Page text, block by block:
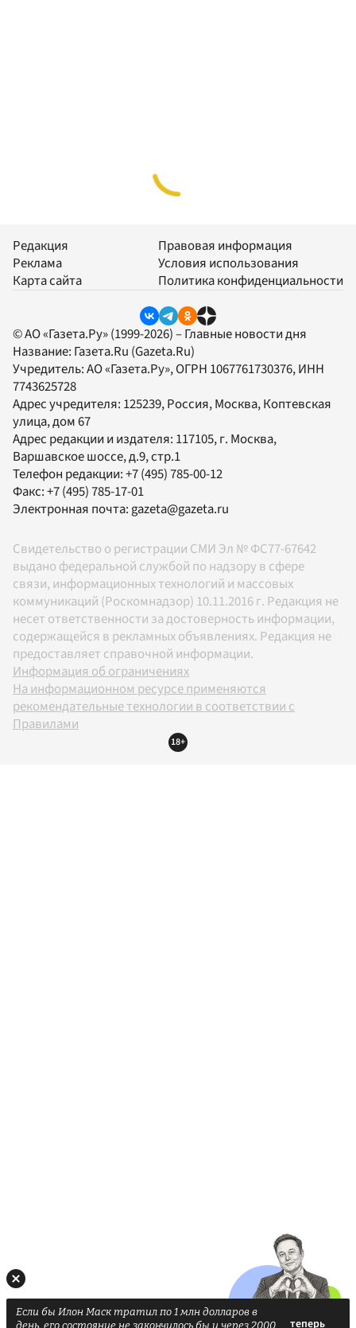
Редакция
Реклама
Карта сайта
Правовая информация
Условия использования
Политика конфиденциальности
© АО «Газета.Ру» (1999-2026) – Главные новости дня
Название: Газета.Ru (Gazeta.Ru)
Учредитель:АО «Газета.Ру», ОГРН 1067761730376, ИНН
7743625728
Адрес учредителя: 125239, Россия, Москва, Коптевская
улица, дом 67
Адрес редакции и издателя: 117105, г. Москва,
Варшавское шоссе, д.9, стр.1
Телефон редакции:+7 (495) 785-00-12
Факс:+7 (495) 785-17-01
Электронная почта: gazeta@gazeta.ru
Свидетельство о регистрации СМИ Эл № ФС77-67642
выдано федеральной службой по надзору в сфере
связи, информационных технологий и массовых
коммуникаций (Роскомнадзор) 10.11.2016 г. Редакция не
несет ответственности за достоверность информации,
содержащейся в рекламных объявлениях. Редакция не
предоставляет справочной информации.
Информация об ограничениях
На информационном ресурсе применяются
рекомендательные технологии в соответствии с
Правилами
18+
Если бы Илон Маск тратил по 1 млн долларов в
день, его состояние не закончилось бы и через 2000